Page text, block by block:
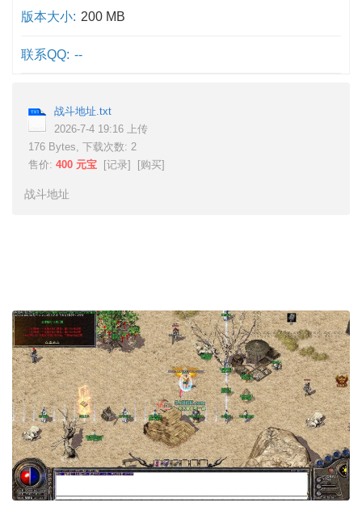
版本大小: 200 MB
联系QQ: --
战斗地址.txt
2026-7-4 19:16 上传
176 Bytes, 下载次数: 2
售价: 400 元宝 [记录] [购买]
战斗地址